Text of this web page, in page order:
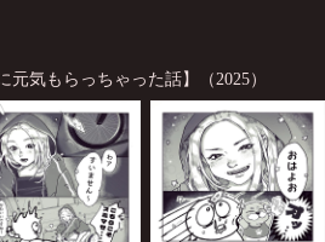
元気もらっちゃった話】（2025）